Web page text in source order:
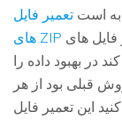
است تعمیر فایل
فایل های
در بهبود داده را
قبلی بود از هر
این تعمیر فایل